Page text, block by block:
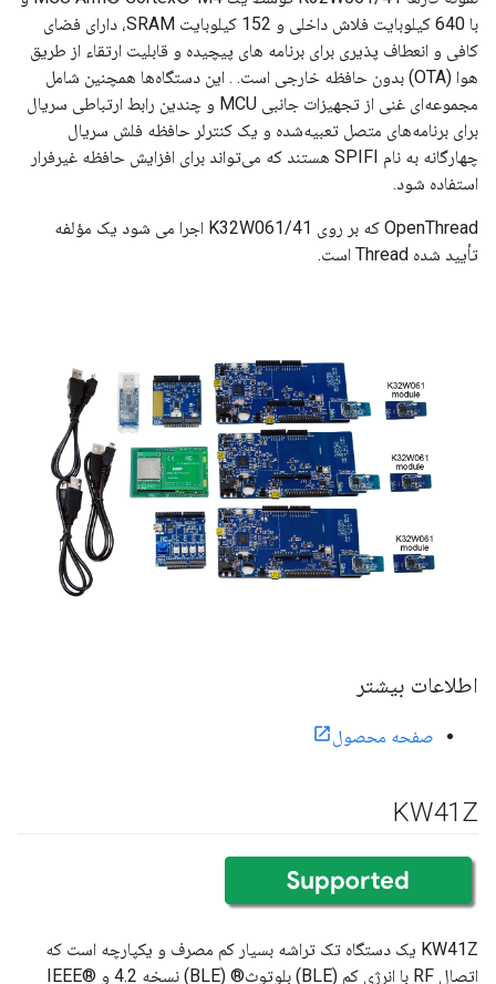
با 640 کیلوبایت فلاش داخلی و 152 کیلوبایت SRAM، دارای فضای
کافی و انعطاف پذیری برای برنامه های پیچیده و قابلیت ارتقاء از طریق
هوا (OTA) بدون حافظه خارجی است. . این دستگاه‌ها همچنین شامل
مجموعه‌ای غنی از تجهیزات جانبی MCU و چندین رابط ارتباطی سریال
برای برنامه‌های متصل تعبیه‌شده و یک کنترلر حافظه فلش سریال
چهارگانه به نام SPIFI هستند که می‌تواند برای افزایش حافظه غیرفرار
استفاده شود.
OpenThread که بر روی K32W061/41 اجرا می شود یک مؤلفه
تأیید شده Thread است.
اطلاعات بیشتر
صفحه محصول
KW41Z
KW41Z یک دستگاه تک تراشه بسیار کم مصرف و یکپارچه است که
اتصال RF با انرژی کم (BLE) بلوتوث® (BLE) نسخه 4.2 و IEEE®